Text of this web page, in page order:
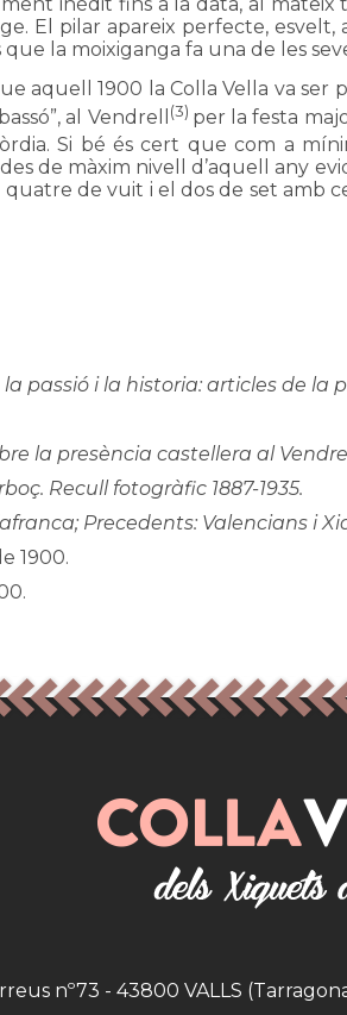
inèdit fins a la data, al
El pilar apareix perfecte, esvelt,
la moixiganga fa una de les
aquell 1900 la Colla Vella va ser
al Vendrell (3) per la festa
Si bé és cert que com a
de màxim nivell d’aquell any
de vuit i el dos de set amb
passió i la historia: articles de la
la presència castellera al
Recull fotogràfic 1887-1935.
Precedents: Valencians i
1900.
nº73 - 43800 VALLS